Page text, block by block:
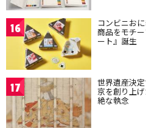
16 コンビニお
商品をモチ
ート』誕生
17 世界遺産決
京を創り上
絶な執念